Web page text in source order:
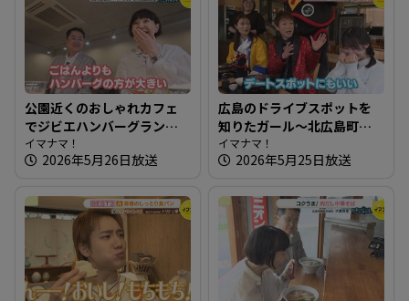
公園近くのおしゃれカフェ
でジビエハンバーグランチ
～ドットコミュ 都町公園前
食堂【たまにはそとラン
イマナマ！
2026年5月26日放送
広島のドライブスポットを
知りたガール～北広島町編
【街ネタ！知りたガール】
イマナマ！
2026年5月25日放送